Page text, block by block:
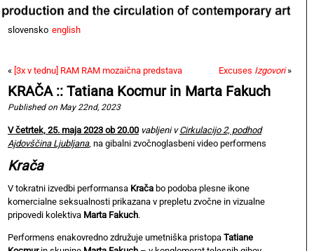
slovensko english
« [3x v tednu] RAM RAM mozaična predstava Excuses Izgovori»
KRAČA :: Tatiana Kocmur in Marta Fakuch
Published on May 22nd, 2023
V četrtek, 25. maja 2023 ob 20.00 vabljeni vCirkulacijo 2, podhod
Ajdovščina Ljubljana, na gibalni zvočnoglasbeni video performens
Krača
V tokratni izvedbi performansa Krača bo podoba plesne ikone
komercialne seksualnosti prikazana v prepletu zvočne in vizualne
pripovedi kolektiva Marta Fakuch.
Performens enakovredno združuje umetniška pristopa Tatiane